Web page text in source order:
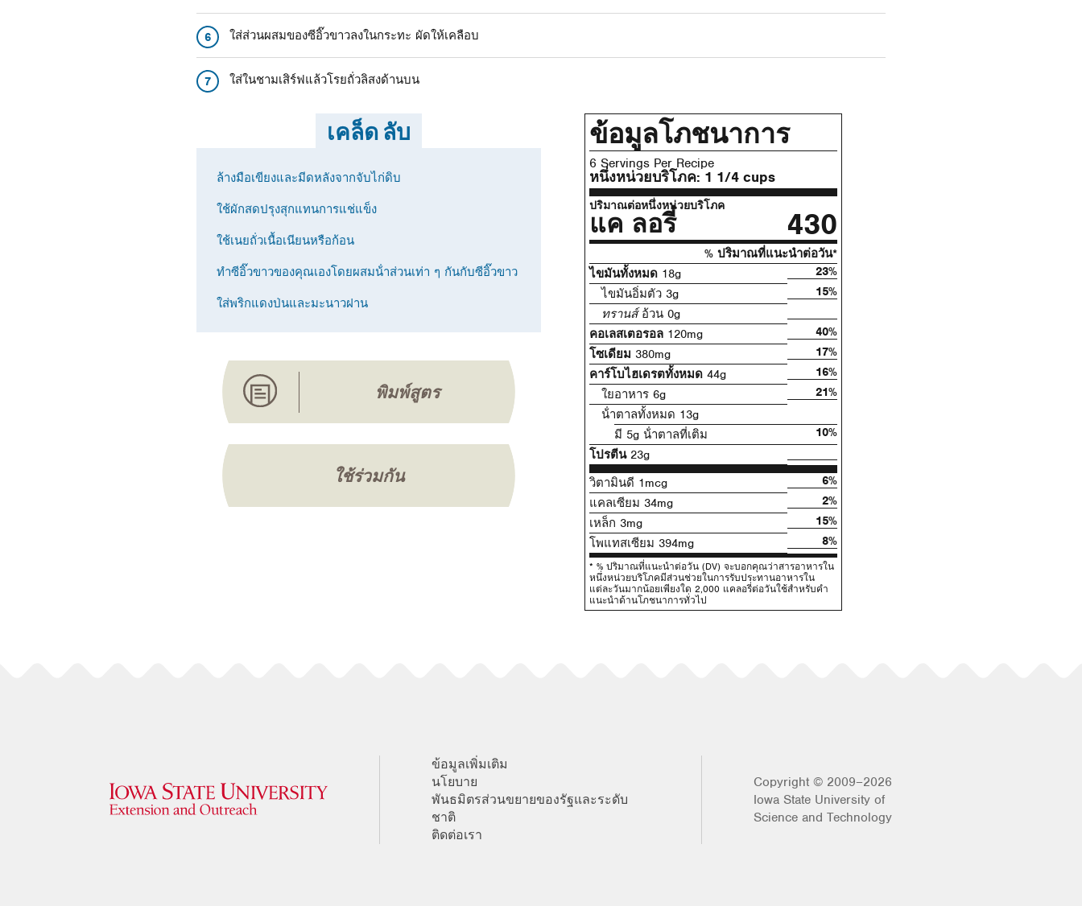
6 ใส่ส่วนผสมของซีอิ๊วขาวลงในกระทะ ผัดให้เคลือบ
7 ใส่ในชามเสิร์ฟแล้วโรยถั่วลิสงด้านบน
เคล็ด ลับ
ล้างมือเขียงและมีดหลังจากจับไก่ดิบ
ใช้ผักสดปรุงสุกแทนการแช่แข็ง
ใช้เนยถั่วเนื้อเนียนหรือก้อน
ทําซีอิ๊วขาวของคุณเองโดยผสมน้ําส่วนเท่า ๆ กันกับซีอิ๊วขาว
ใส่พริกแดงป่นและมะนาวฝาน
พิมพ์สูตร
ใช้ร่วมกัน
ข้อมูลโภชนาการ
6 Servings Per Recipe
หนึ่งหน่วยบริโภค: 1 1/4 cups
ปริมาณต่อหนึ่งหน่วยบริโภค
แค ลอรี่ 430
% ปริมาณที่แนะนําต่อวัน*
ไขมันทั้งหมด 18g
23%
ไขมันอิ่มตัว 3g
15%
ทรานส์อ้วน 0g
คอเลสเตอรอล 120mg
40%
โซเดียม 380mg
17%
คาร์โบไฮเดรตทั้งหมด 44g
16%
ใยอาหาร 6g
21%
น้ําตาลทั้งหมด 13g
มี 5g น้ําตาลที่เติม
10%
โปรตีน23g
วิตามินดี 1mcg
6%
แคลเซียม 34mg
2%
เหล็ก 3mg
15%
โพแทสเซียม 394mg
8%
* % ปริมาณที่แนะนําต่อวัน (DV) จะบอกคุณว่าสารอาหารใน
หนึ่งหน่วยบริโภคมีส่วนช่วยในการรับประทานอาหารใน
แต่ละวันมากน้อยเพียงใด 2,000 แคลอรี่ต่อวันใช้สําหรับคํา
แนะนําด้านโภชนาการทั่วไป
ข้อมูลเพิ่มเติม
นโยบาย
พันธมิตรส่วนขยายของรัฐและระดับ
ชาติ
ติดต่อเรา
Copyright © 2009–2026
Iowa State University of
Science and Technology